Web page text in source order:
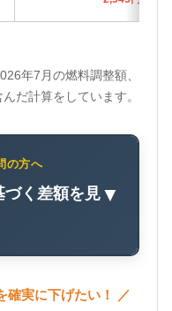
年7月の燃料調整額、
だ計算をしています。
の方へ
づく差額を見▼
確実に下げたい！ ／